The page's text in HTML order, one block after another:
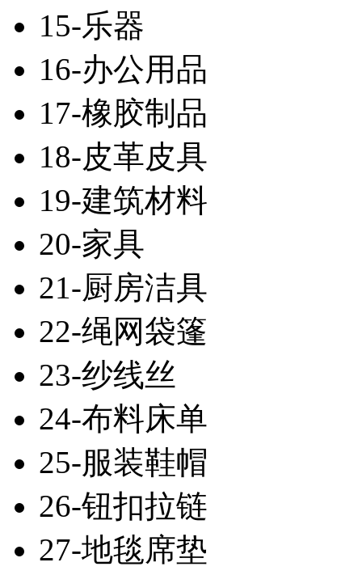
15-乐器
16-办公用品
17-橡胶制品
18-皮革皮具
19-建筑材料
20-家具
21-厨房洁具
22-绳网袋篷
23-纱线丝
24-布料床单
25-服装鞋帽
26-钮扣拉链
27-地毯席垫